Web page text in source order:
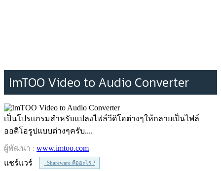
ImTOO Video to Audio Converter
เป็นโปรแกรมสำหรับแปลงไฟล์วีดิโอต่างๆให้กลายเป็นไฟล์
ออดิโอรูปแบบต่างๆครับ....
ผู้พัฒนา : www.imtoo.com
แชร์แวร์
Shareware คืออะไร ?